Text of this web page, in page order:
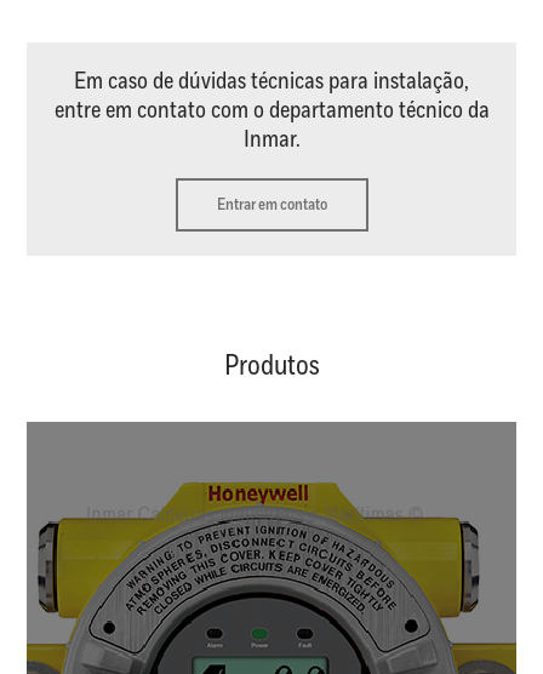
Em caso de dúvidas técnicas para instalação,
entre em contato com o departamento técnico da
Inmar.
Entrar em contato
Produtos